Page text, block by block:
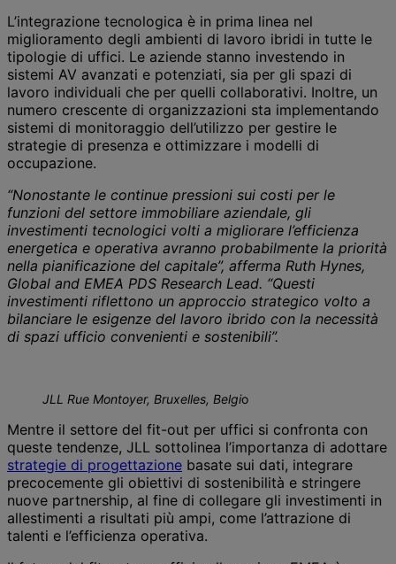
L’integrazione tecnologica è in prima linea nel
miglioramento degli ambienti di lavoro ibridi in tutte le
tipologie di uffici. Le aziende stanno investendo in
sistemi AV avanzati e potenziati, sia per gli spazi di
lavoro individuali che per quelli collaborativi. Inoltre, un
numero crescente di organizzazioni sta implementando
sistemi di monitoraggio dell’utilizzo per gestire le
strategie di presenza e ottimizzare i modelli di
occupazione.
“Nonostante le continue pressioni sui costi per le
funzioni del settore immobiliare aziendale, gli
investimenti tecnologici volti a migliorare l’efficienza
energetica e operativa avranno probabilmente la priorità
nella pianificazione del capitale”, afferma Ruth Hynes,
Global and EMEA PDS Research Lead. “Questi
investimenti riflettono un approccio strategico volto a
bilanciare le esigenze del lavoro ibrido con la necessità
di spazi ufficio convenienti e sostenibili”.
JLL Rue Montoyer, Bruxelles, Belgio
Mentre il settore del fit-out per uffici si confronta con
queste tendenze, JLL sottolinea l’importanza di adottare
strategie di progettazione basate sui dati, integrare
precocemente gli obiettivi di sostenibilità e stringere
nuove partnership, al fine di collegare gli investimenti in
allestimenti a risultati più ampi, come l’attrazione di
talenti e l’efficienza operativa.